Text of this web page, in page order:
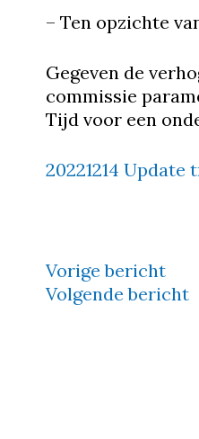
– Ten opzichte
Gegeven de
commissie
Tijd voor een
20221214
Bericht
Vorige bericht
Volgende bericht